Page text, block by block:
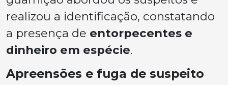
realizou a identificação, constatando
a presença de entorpecentes e
dinheiro em espécie.
Apreensões e fuga de suspeito